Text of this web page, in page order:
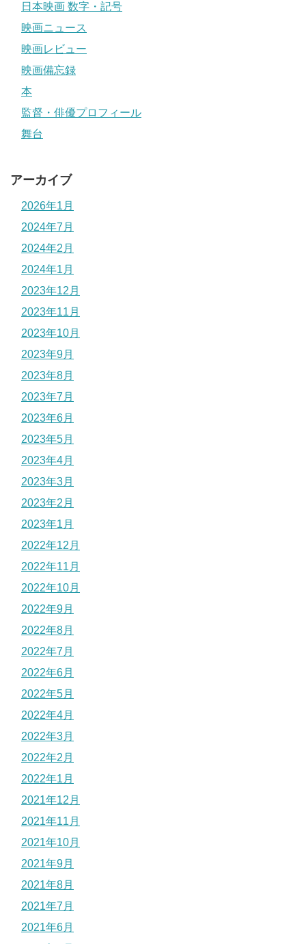
日本映画 数字・記号
映画ニュース
映画レビュー
映画備忘録
本
監督・俳優プロフィール
舞台
アーカイブ
2026年1月
2024年7月
2024年2月
2024年1月
2023年12月
2023年11月
2023年10月
2023年9月
2023年8月
2023年7月
2023年6月
2023年5月
2023年4月
2023年3月
2023年2月
2023年1月
2022年12月
2022年11月
2022年10月
2022年9月
2022年8月
2022年7月
2022年6月
2022年5月
2022年4月
2022年3月
2022年2月
2022年1月
2021年12月
2021年11月
2021年10月
2021年9月
2021年8月
2021年7月
2021年6月